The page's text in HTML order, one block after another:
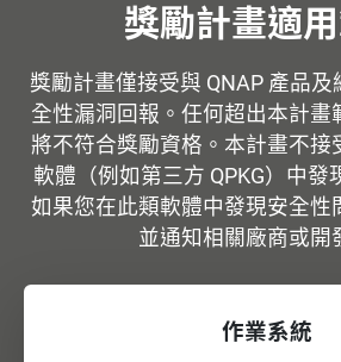
獎勵計畫適
獎勵計畫僅接受與 QNAP 產品
全性漏洞回報。任何超出本計畫
將不符合獎勵資格。本計畫不接
軟體（例如第三方 QPKG）中發
如果您在此類軟體中發現安全性
並通知相關廠商或開
作業系統